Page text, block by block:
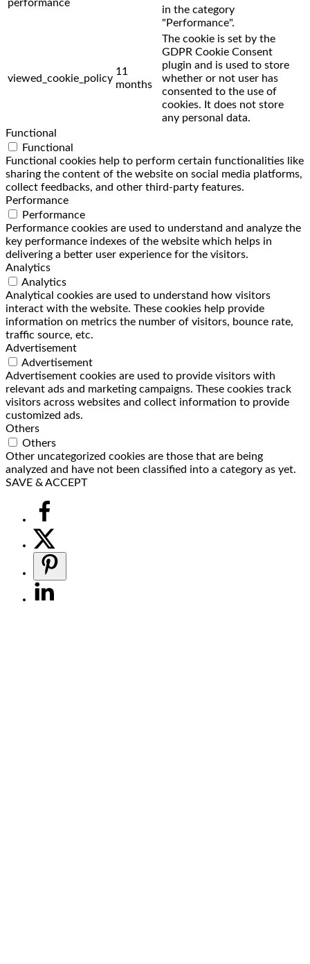
performance
in the category
"Performance".
viewed_cookie_policy
11
months
The cookie is set by the
GDPR Cookie Consent
plugin and is used to store
whether or not user has
consented to the use of
cookies. It does not store
any personal data.
Functional
Functional
Functional cookies help to perform certain functionalities like
sharing the content of the website on social media platforms,
collect feedbacks, and other third-party features.
Performance
Performance
Performance cookies are used to understand and analyze the
key performance indexes of the website which helps in
delivering a better user experience for the visitors.
Analytics
Analytics
Analytical cookies are used to understand how visitors
interact with the website. These cookies help provide
information on metrics the number of visitors, bounce rate,
traffic source, etc.
Advertisement
Advertisement
Advertisement cookies are used to provide visitors with
relevant ads and marketing campaigns. These cookies track
visitors across websites and collect information to provide
customized ads.
Others
Others
Other uncategorized cookies are those that are being
analyzed and have not been classified into a category as yet.
SAVE & ACCEPT